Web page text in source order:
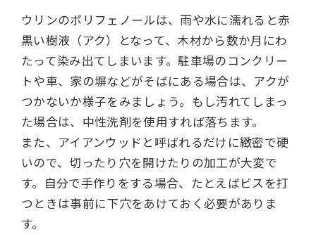
ウリンのポリフェノールは、雨や水に濡れると赤
黒い樹液（アク）となって、木材から数か月にわ
たって染み出てしまいます。駐車場のコンクリー
トや車、家の塀などがそばにある場合は、アクが
つかないか様子をみましょう。もし汚れてしまっ
た場合は、中性洗剤を使用すれば落ちます。
また、アイアンウッドと呼ばれるだけに緻密で硬
いので、切ったり穴を開けたりの加工が大変で
す。自分で手作りをする場合、たとえばビスを打
つときは事前に下穴をあけておく必要がありま
す。